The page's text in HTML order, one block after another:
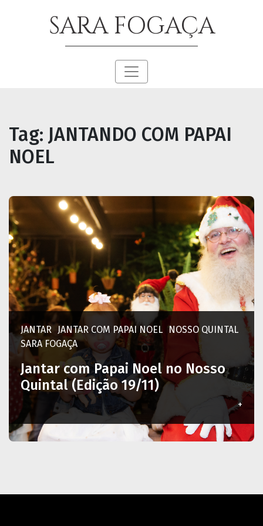
SARA FOGAÇA
Tag: JANTANDO COM PAPAI
NOEL
JANTAR JANTAR COM PAPAI NOEL NOSSO QUINTAL
SARA FOGAÇA
Jantar com Papai Noel no Nosso
Quintal (Edição 19/11)
+